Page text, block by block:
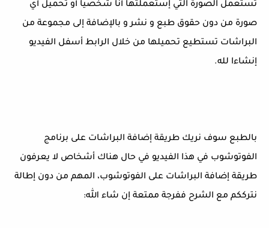
تستعمل الصورة التي إستعملتها أنا شخصيا أو تحميل أي
صورة من دون حقوق طبع و نشر و بالإضافة إلى مجموعة من
البراشات تستطيع تحميلها من خلال الرابط أسفل الفيديو
إنشاءا لله.
بالطبع سوف نريك طريقة إضافة البراشات على برنامج
الفوتوشوب في هذا الفيديو في حال هناك أشخاص لا يعرفون
طريقة إضافة البراشات على الفوتوشوب، المهم من دون إطالة
نترككم مع الشرح ففرجة ممتعة إن شاء الله: